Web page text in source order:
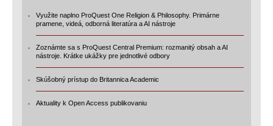
Využite naplno ProQuest One Religion & Philosophy. Primárne
pramene, videá, odborná literatúra a AI nástroje
Zoznámte sa s ProQuest Central Premium: rozmanitý obsah a AI
nástroje. Krátke ukážky pre jednotlivé odbory
Skúšobný prístup do Britannica Academic
Aktuality k Open Access publikovaniu